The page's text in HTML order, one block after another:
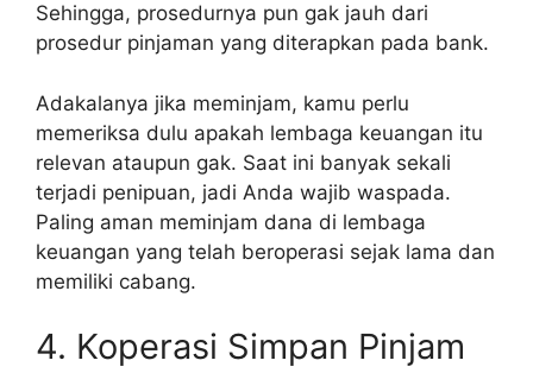
Sehingga, prosedurnya pun gak jauh dari
prosedur pinjaman yang diterapkan pada bank.
Adakalanya jika meminjam, kamu perlu
memeriksa dulu apakah lembaga keuangan itu
relevan ataupun gak. Saat ini banyak sekali
terjadi penipuan, jadi Anda wajib waspada.
Paling aman meminjam dana di lembaga
keuangan yang telah beroperasi sejak lama dan
memiliki cabang.
4. Koperasi Simpan Pinjam